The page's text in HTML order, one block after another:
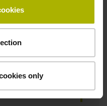
only